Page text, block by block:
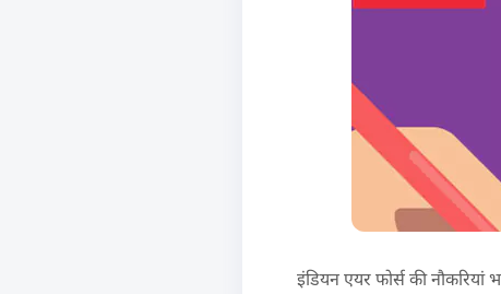
इंडियन एयर फोर्स की